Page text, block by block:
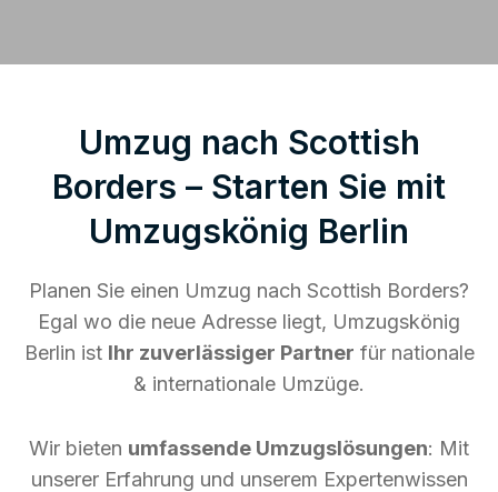
Umzug nach Scottish
Borders – Starten Sie mit
Umzugskönig Berlin
Planen Sie einen Umzug nach Scottish Borders?
Egal wo die neue Adresse liegt, Umzugskönig
Berlin ist Ihr zuverlässiger Partner für nationale
& internationale Umzüge.
Wir bieten umfassende Umzugslösungen: Mit
unserer Erfahrung und unserem Expertenwissen